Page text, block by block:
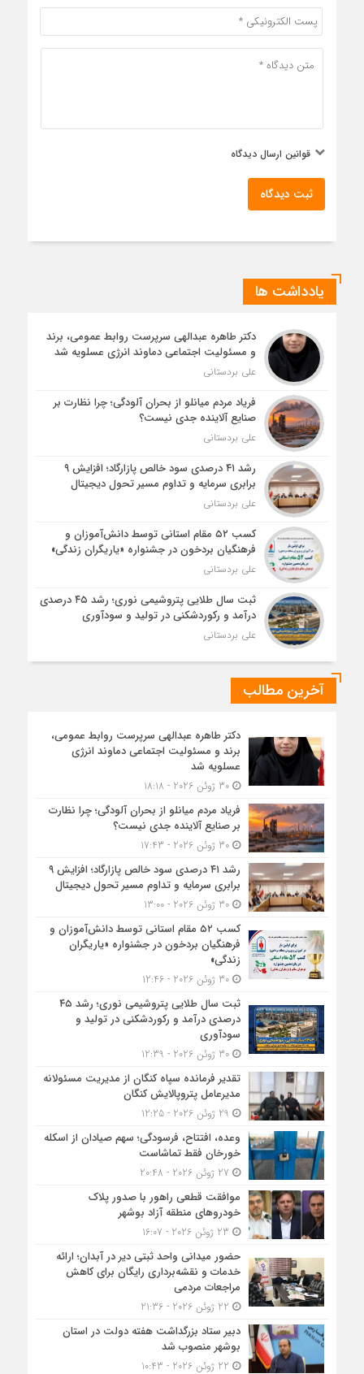
قوانین ارسال دیدگاه
ثبت دیدگاه
یادداشت ها
دکتر طاهره عبدالهی سرپرست روابط عمومی، برند
و مسئولیت اجتماعی دماوند انرژی عسلویه شد
علی بردستانی
فریاد مردم میانلو از بحران آلودگی؛ چرا نظارت بر
صنایع آلاینده جدی نیست؟
علی بردستانی
رشد ۴۱ درصدی سود خالص پازارگاد؛ افزایش ۹
برابری سرمایه و تداوم مسیر تحول دیجیتال
علی بردستانی
کسب ۵۲ مقام استانی توسط دانش‌آموزان و
فرهنگیان بردخون در جشنواره «یاریگران زندگی»
علی بردستانی
ثبت سال طلایی پتروشیمی نوری؛ رشد ۴۵ درصدی
درآمد و رکوردشکنی در تولید و سودآوری
علی بردستانی
آخرین مطالب
دکتر طاهره عبدالهی سرپرست روابط عمومی،
برند و مسئولیت اجتماعی دماوند انرژی
عسلویه شد
30 ژوئن 2026 - 18:18
فریاد مردم میانلو از بحران آلودگی؛ چرا نظارت
بر صنایع آلاینده جدی نیست؟
30 ژوئن 2026 - 17:43
رشد ۴۱ درصدی سود خالص پازارگاد؛ افزایش ۹
برابری سرمایه و تداوم مسیر تحول دیجیتال
30 ژوئن 2026 - 13:00
کسب ۵۲ مقام استانی توسط دانش‌آموزان و
فرهنگیان بردخون در جشنواره «یاریگران
زندگی»
30 ژوئن 2026 - 12:46
ثبت سال طلایی پتروشیمی نوری؛ رشد ۴۵
درصدی درآمد و رکوردشکنی در تولید و
سودآوری
30 ژوئن 2026 - 12:39
تقدیر فرمانده سپاه کنگان از مدیریت مسئولانه
مدیرعامل پتروپالایش کنگان
وعده، افتتاح، فرسودگی؛ سهم صیادان از اسکله
خورخان فقط تماشاست
موافقت قطعی راهور با صدور پلاک
خودروهای منطقه آزاد بوشهر
حضور میدانی واحد ثبتی دیر در آبدان؛ ارائه
خدمات و نقشه‌برداری رایگان برای کاهش
مراجعات مردمی
دبیر ستاد بزرگداشت هفته دولت در استان
بوشهر منصوب شد